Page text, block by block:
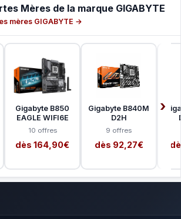
Mères de la marque GIGABYTE
mères GIGABYTE →
Gigabyte B850
EAGLE WIFI6E
10 offres
dès 164,90€
Gigabyte B840M
D2H
9 offres
dès 92,27€